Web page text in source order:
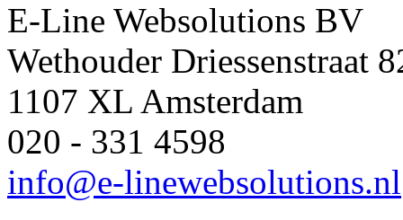
E-Line Websolutions BV
Wethouder Driessenstraat
1107 XL Amsterdam
020 - 331 4598
info@e-linewebsolutions.nl